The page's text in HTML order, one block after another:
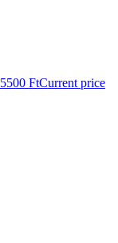
5500 FtCurrent price